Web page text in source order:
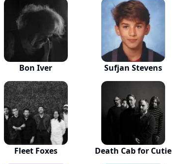
Bon Iver Sufjan Stevens
Fleet Foxes Death Cab for Cutie